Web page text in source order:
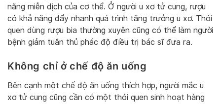
năng miễn dịch của cơ thể. Ở người u xơ tử cung, rượu
có khả năng đẩy nhanh quá trình tăng trưởng u xơ. Thói
quen dùng rượu bia thường xuyên cũng có thể làm người
bệnh giảm tuân thủ phác độ điều trị bác sĩ đưa ra.
Không chỉ ở chế độ ăn uống
Bên cạnh một chế độ ăn uống thích hợp, người mắc u
xơ tử cung cũng cần có một thói quen sinh hoạt hàng